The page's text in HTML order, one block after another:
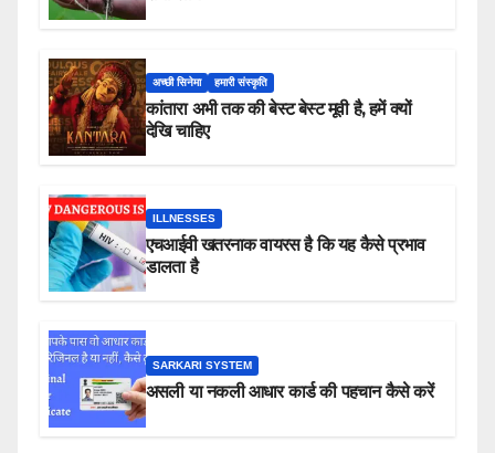
अच्छी सिनेमा हमारी संस्कृति
कांतारा अभी तक की बेस्ट बेस्ट मूवी है, हमें क्यों
देखि चाहिए
ILLNESSES
एचआईवी खतरनाक वायरस है कि यह कैसे प्रभाव
डालता है
SARKARI SYSTEM
असली या नकली आधार कार्ड की पहचान कैसे करें